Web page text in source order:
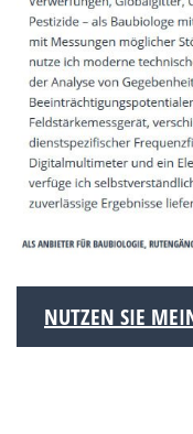
NUTZEN SIE